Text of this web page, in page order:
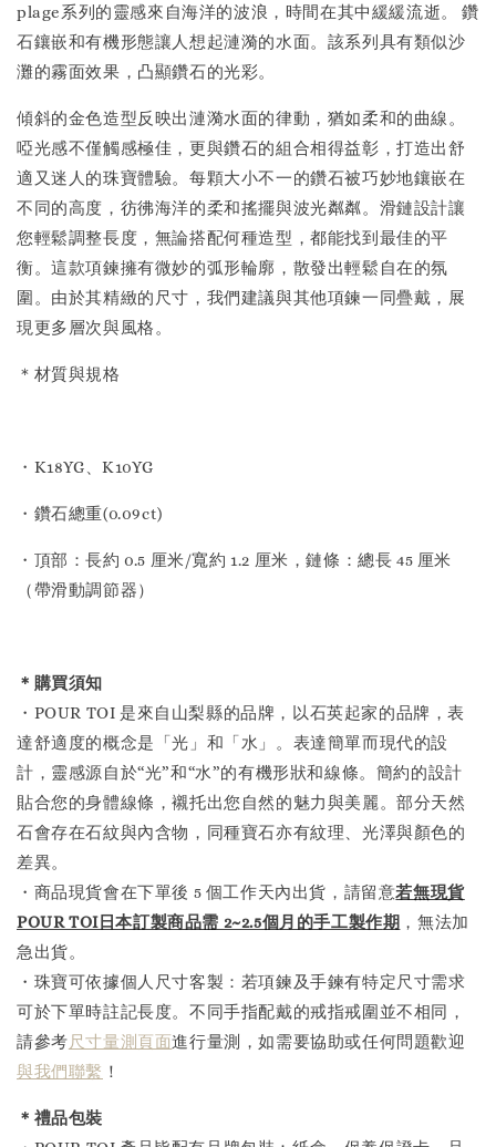
plage系列的靈感來自海洋的波浪，時間在其中緩緩流逝。 鑽
石鑲嵌和有機形態讓人想起漣漪的水面。該系列具有類似沙
灘的霧面效果，凸顯鑽石的光彩。
傾斜的金色造型反映出漣漪水面的律動，猶如柔和的曲線。
啞光感不僅觸感極佳，更與鑽石的組合相得益彰，打造出舒
適又迷人的珠寶體驗。每顆大小不一的鑽石被巧妙地鑲嵌在
不同的高度，彷彿海洋的柔和搖擺與波光粼粼。滑鏈設計讓
您輕鬆調整長度，無論搭配何種造型，都能找到最佳的平
衡。這款項鍊擁有微妙的弧形輪廓，散發出輕鬆自在的氛
圍。由於其精緻的尺寸，我們建議與其他項鍊一同疊戴，展
現更多層次與風格。
＊材質與規格
・K18YG、K10YG
・鑽石總重(0.09ct)
・頂部：長約 0.5 厘米/寬約 1.2 厘米，鏈條：總長 45 厘米
（帶滑動調節器）
＊購買須知
・POUR TOI 是來自山梨縣的品牌，以石英起家的品牌，表
達舒適度的概念是「光」和「水」。表達簡單而現代的設
計，靈感源自於“光”和“水”的有機形狀和線條。簡約的設計
貼合您的身體線條，襯托出您自然的魅力與美麗。部分天然
石會存在石紋與內含物，同種寶石亦有紋理、光澤與顏色的
差異。
・商品現貨會在下單後 5 個工作天內出貨，請留意若無現貨
POUR TOI日本訂製商品需 2~2.5個月的手工製作期 ，無法加
急出貨。
・珠寶可依據個人尺寸客製：若項鍊及手鍊有特定尺寸需求
可於下單時註記長度。不同手指配戴的戒指戒圍並不相同，
請參考尺寸量測頁面進行量測，如需要協助或任何問題歡迎
與我們聯繫 ！
＊禮品包裝